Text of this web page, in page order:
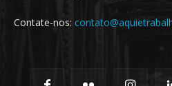
Contate-nos: